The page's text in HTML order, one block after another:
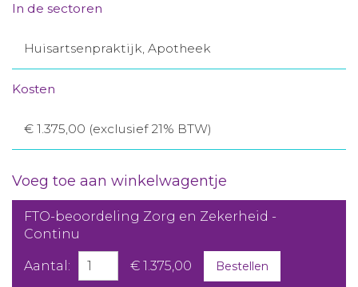
In de sectoren
Huisartsenpraktijk, Apotheek
Kosten
€ 1.375,00 (exclusief 21% BTW)
Voeg toe aan winkelwagentje
FTO-beoordeling Zorg en Zekerheid -
Continu
Aantal: € 1.375,00 Bestellen